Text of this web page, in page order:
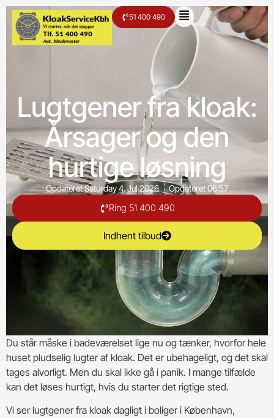
51 400 490
Lugtgener fra kloak:
Årsager og den
hurtige løsning
OpdateretSaturday 4. Jul 2026 Opdateret06:57
Ring 51 400 490
Indhent tilbud
Du står måske i badeværelset lige nu og tænker, hvorfor hele
huset pludselig lugter af kloak. Det er ubehageligt, og det skal
tages alvorligt. Men du skal ikke gå i panik. I mange tilfælde
kan det løses hurtigt, hvis du starter det rigtige sted.
Vi ser lugtgener fra kloak dagligt i boliger i København,